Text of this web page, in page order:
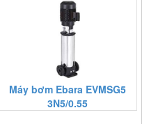
Máy bơm Ebara EVMSG5
3N5/0.55